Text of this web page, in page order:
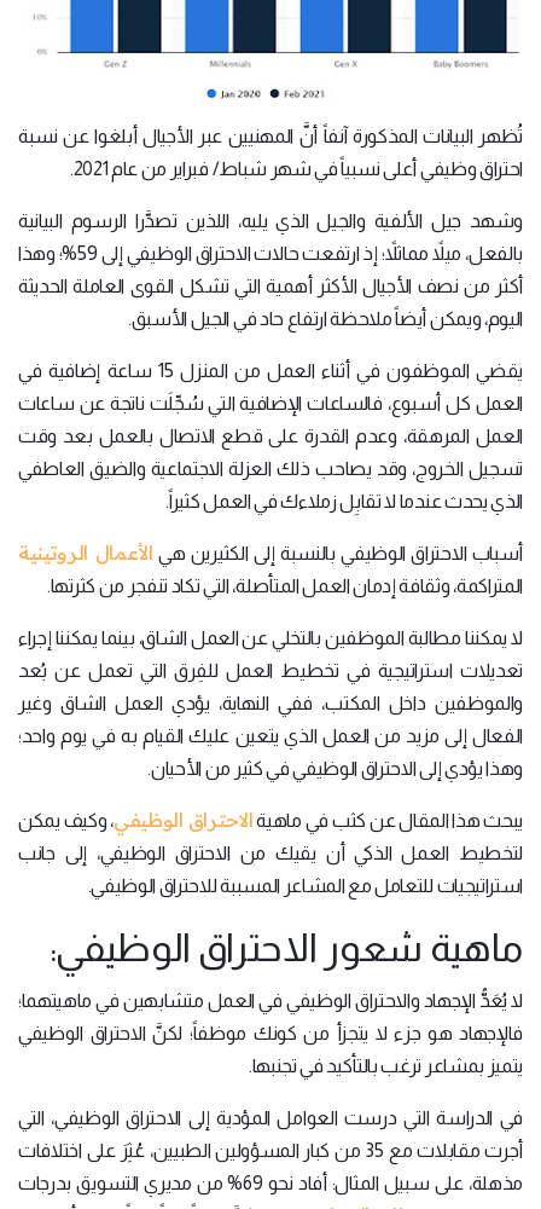
تُظهر البيانات المذكورة آنفاً أنَّ المهنيين عبر الأجيال أبلغوا عن نسبة
احتراق وظيفي أعلى نسبياً في شهر شباط/ فبراير من عام 2021.
وشهد جيل الألفية والجيل الذي يليه، اللذين تصدَّرا الرسوم البيانية
بالفعل، ميلاً مماثلاً؛ إذ ارتفعت حالات الاحتراق الوظيفي إلى 59%؛ وهذا
أكثر من نصف الأجيال الأكثر أهمية التي تشكل القوى العاملة الحديثة
اليوم، ويمكن أيضاً ملاحظة ارتفاع حاد في الجيل الأسبق.
يقضي الموظفون في أثناء العمل من المنزل 15 ساعة إضافية في
العمل كل أسبوع، فالساعات الإضافية التي سُجِّلَت ناتجة عن ساعات
العمل المرهقة، وعدم القدرة على قطع الاتصال بالعمل بعد وقت
تسجيل الخروج، وقد يصاحب ذلك العزلة الاجتماعية والضيق العاطفي
الذي يحدث عندما لا تقابِل زملاءك في العمل كثيراً.
أسباب الاحتراق الوظيفي بالنسبة إلى الكثيرين هي الأعمال الروتينية
المتراكمة، وثقافة إدمان العمل المتأصلة، التي تكاد تنفجر من كثرتها.
لا يمكننا مطالبة الموظفين بالتخلي عن العمل الشاق، بينما يمكننا إجراء
تعديلات استراتيجية في تخطيط العمل للفِرق التي تعمل عن بُعد
والموظفين داخل المكتب، ففي النهاية، يؤدي العمل الشاق وغير
الفعال إلى مزيد من العمل الذي يتعين عليك القيام به في يوم واحد؛
وهذا يؤدي إلى الاحتراق الوظيفي في كثير من الأحيان.
يبحث هذا المقال عن كثب في ماهيةالاحتراق الوظيفي، وكيف يمكن
لتخطيط العمل الذكي أن يقيك من الاحتراق الوظيفي، إلى جانب
استراتيجيات للتعامل مع المشاعر المسببة للاحتراق الوظيفي.
ماهية شعور الاحتراق الوظيفي:
لا يُعَدُّ الإجهاد والاحتراق الوظيفي في العمل متشابهين في ماهيتهما؛
فالإجهاد هو جزء لا يتجزأ من كونك موظفاً؛ لكنَّ الاحتراق الوظيفي
يتميز بمشاعر ترغب بالتأكيد في تجنبها.
في الدراسة التي درست العوامل المؤدية إلى الاحتراق الوظيفي، التي
أجرت مقابلات مع 35 من كبار المسؤولين الطبيين، عُثِرَ على اختلافات
مذهلة، على سبيل المثال: أفاد نحو 69% من مديري التسويق بدرجات